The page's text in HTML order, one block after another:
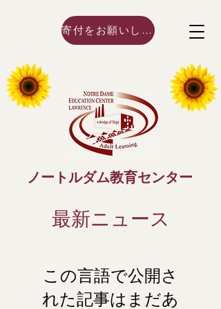
ノートルダム教育センター
寄付をお願いします！
最新ニュース
この言語で公開さ
れた記事はまだあ